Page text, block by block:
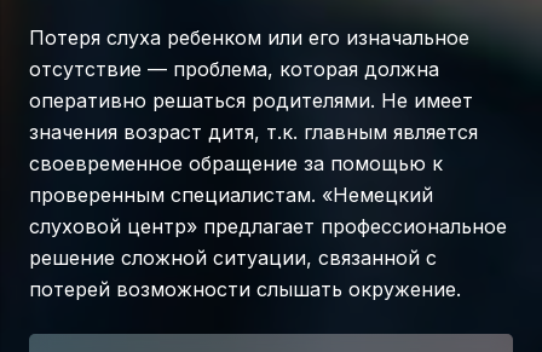
Потеря слуха ребенком или его изначальное
отсутствие — проблема, которая должна
оперативно решаться родителями. Не имеет
значения возраст дитя, т.к. главным является
своевременное обращение за помощью к
проверенным специалистам. «Немецкий
слуховой центр» предлагает профессиональное
решение сложной ситуации, связанной с
потерей возможности слышать окружение.